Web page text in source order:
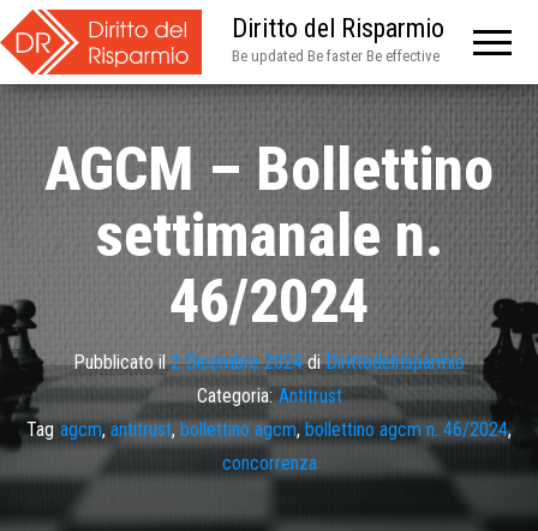
Diritto del Risparmio
Be updated Be faster Be effective
AGCM – Bollettino
settimanale n.
46/2024
Pubblicato il2 Dicembre 2024diDirittodelrisparmio
Categoria: Antitrust
Tag agcm,antitrust, bollettino agcm, bollettino agcm n. 46/2024,
concorrenza